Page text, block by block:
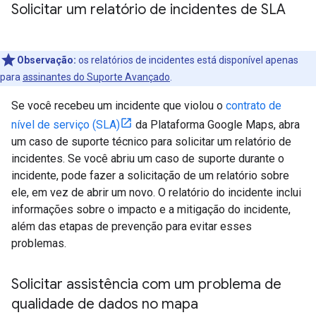
Solicitar um relatório de incidentes de SLA
Observação: os relatórios de incidentes está disponível apenas
para assinantes do Suporte Avançado
Se você recebeu um incidente que violou o contrato de
nível de serviço (SLA)
da Plataforma Google Maps, abra
um caso de suporte técnico para solicitar um relatório de
incidentes. Se você abriu um caso de suporte durante o
incidente, pode fazer a solicitação de um relatório sobre
ele, em vez de abrir um novo. O relatório do incidente inclui
informações sobre o impacto e a mitigação do incidente,
além das etapas de prevenção para evitar esses
problemas.
Solicitar assistência com um problema de
qualidade de dados no mapa